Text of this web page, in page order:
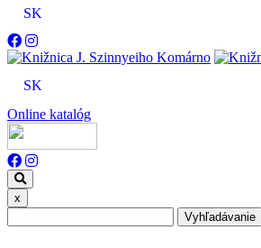
SK
SK
Online katalóg
x
Vyhľadávanie